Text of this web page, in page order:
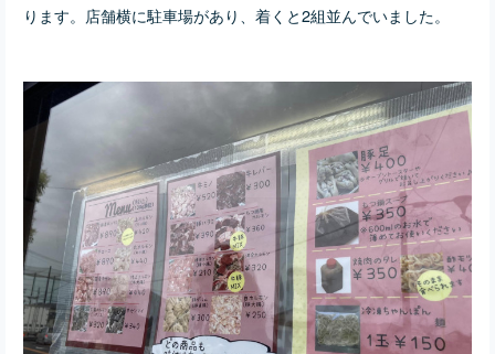
ります。店舗横に駐車場があり、着くと2組並んでいました。